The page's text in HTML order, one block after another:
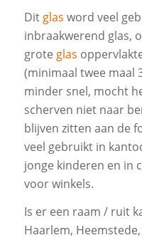
Dit glas word veel
inbraakwerend glas,
grote glas
(minimaal twee maal
minder snel, mocht
scherven niet naar
blijven zitten aan de
veel gebruikt in
jonge kinderen en in
voor winkels.
Is er een raam / ruit
Haarlem,